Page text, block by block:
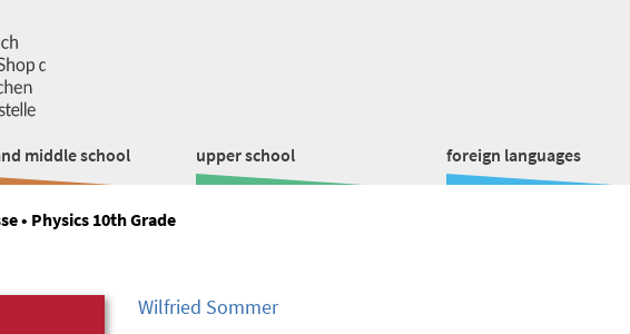
middle school upper school foreign languages
• Physics 10th Grade
Wilfried Sommer